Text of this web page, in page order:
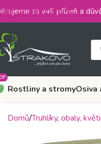
Skip to main content
za vaši přízeň a
Rostliny a stromyOsiva
Domů Truhlíky, obaly,